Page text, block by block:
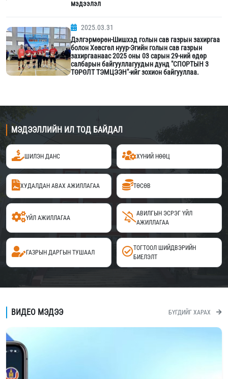
мэдээлэл
2025.03.31
Дэлгэрмөрөн-Шишхэд голын сав газрын захиргаа
болон Хөвсгөл нуур-Эгийн голын сав газрын
захиргаанаас 2025 оны 03 сарын 29-ний өдөр
салбарын байгууллагуудын дунд "СПОРТЫН 3
ТӨРӨЛТ ТЭМЦЭЭН"-ийг зохион байгууллаа.
МЭДЭЭЛЛИЙН ИЛ ТОД БАЙДАЛ
ШИЛЭН ДАНС ХҮНИЙ НӨӨЦ
ХУДАЛДАН АВАХ АЖИЛЛАГАА ТӨСӨВ
ҮЙЛ АЖИЛЛАГАА
АВИЛГЫН ЭСРЭГ ҮЙЛ
АЖИЛЛАГАА
ГАЗРЫН ДАРГЫН ТУШААЛ
ТОГТООЛ ШИЙДВЭРИЙН
БИЕЛЭЛТ
ВИДЕО МЭДЭЭ БҮГДИЙГ ХАРАХ